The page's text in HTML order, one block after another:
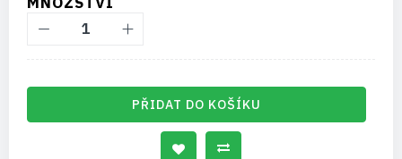
PŘIDAT DO KOŠÍKU